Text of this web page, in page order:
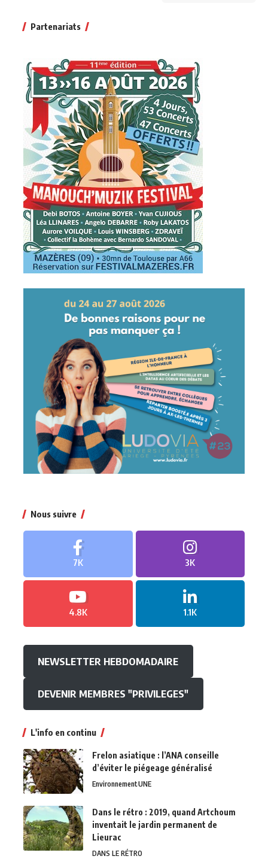
Partenariats
Nous suivre
7K 3K
4.8K 1.1K
NEWSLETTER HEBDOMADAIRE
DEVENIR MEMBRES "PRIVILEGES"
L'info en continu
Frelon asiatique : l’ANA conseille
d’éviter le piégeage généralisé
EnvironnementUNE
Dans le rétro : 2019, quand Artchoum
inventait le jardin permanent de
Lieurac
DANS LE RÉTRO